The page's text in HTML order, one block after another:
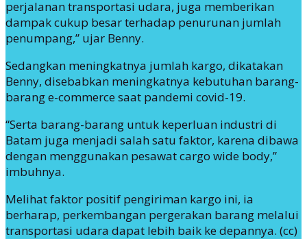
perjalanan transportasi udara, juga memberikan
dampak cukup besar terhadap penurunan jumlah
penumpang,” ujar Benny.
Sedangkan meningkatnya jumlah kargo, dikatakan
Benny, disebabkan meningkatnya kebutuhan barang-
barang e-commerce saat pandemi covid-19.
“Serta barang-barang untuk keperluan industri di
Batam juga menjadi salah satu faktor, karena dibawa
dengan menggunakan pesawat cargo wide body,”
imbuhnya.
Melihat faktor positif pengiriman kargo ini, ia
berharap, perkembangan pergerakan barang melalui
transportasi udara dapat lebih baik ke depannya. (cc)